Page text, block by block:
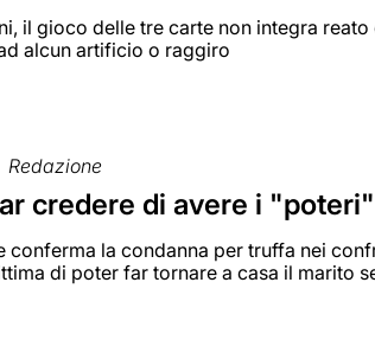
il gioco delle tre carte non integra
alcun artificio o raggiro
Redazione
credere di avere i
conferma la condanna per truffa nei
di poter far tornare a casa il marito